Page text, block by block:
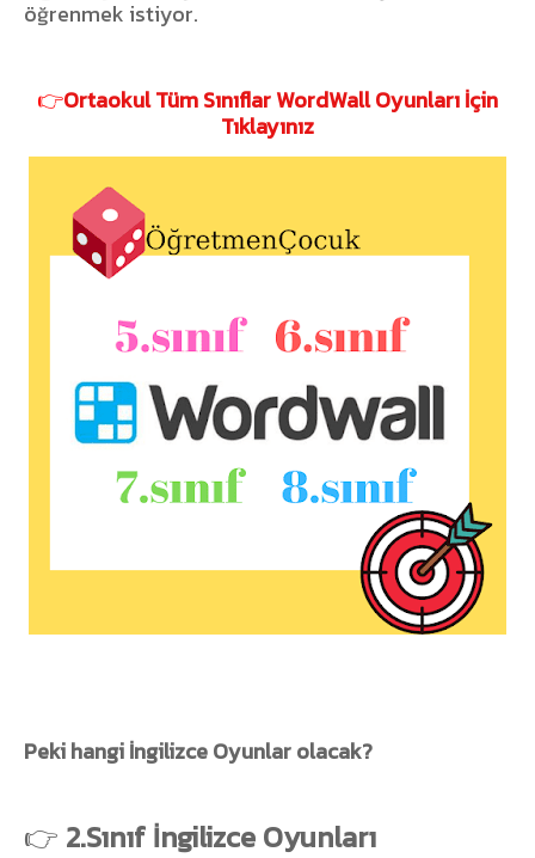
öğrenmek istiyor.
👉Ortaokul Tüm Sınıflar WordWall Oyunları İçin
Tıklayınız
Peki hangi İngilizce Oyunlar olacak?
👉 2.Sınıf İngilizce Oyunları